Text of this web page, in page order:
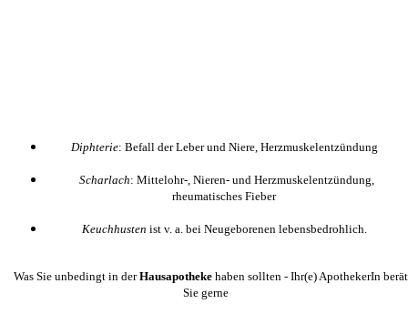
Diphterie: Befall der Leber und Niere, Herzmuskelentzündung
Scharlach: Mittelohr-, Nieren- und Herzmuskelentzündung,
rheumatisches Fieber
Keuchhusten ist v. a. bei Neugeborenen lebensbedrohlich.
Was Sie unbedingt in derHausapothekehaben sollten - Ihr(e) ApothekerIn berät
Sie gerne